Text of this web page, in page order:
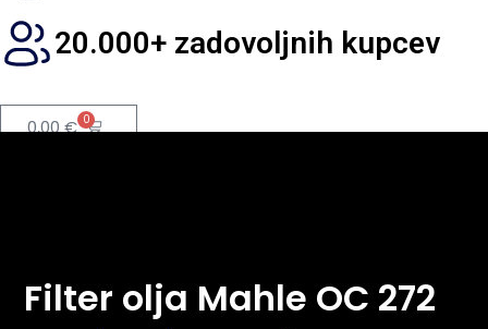
20.000+ zadovoljnih kupcev
0,00€ 0
Filter olja Mahle OC 272